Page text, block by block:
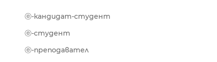
ⓔ-кандидат-студент
ⓔ-студент
ⓔ-преподавател